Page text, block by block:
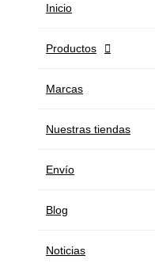
Inicio
Productos 
Marcas
Nuestras tiendas
Envío
Blog
Noticias